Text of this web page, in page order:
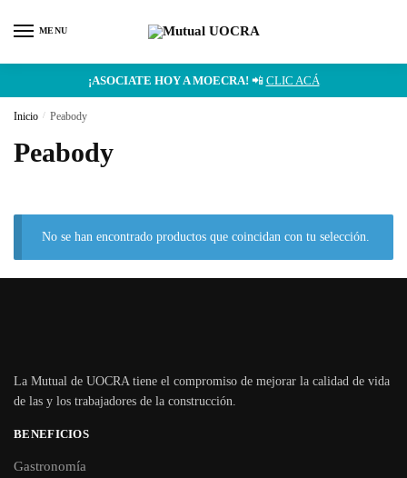
MENU
¡ASOCIATE HOY A MOECRA! 📲 CLIC ACÁ
Inicio / Peabody
Peabody
No se han encontrado productos que coincidan con tu selección.
La Mutual de UOCRA tiene el compromiso de mejorar la calidad de vida
de las y los trabajadores de la construcción.
BENEFICIOS
Gastronomía